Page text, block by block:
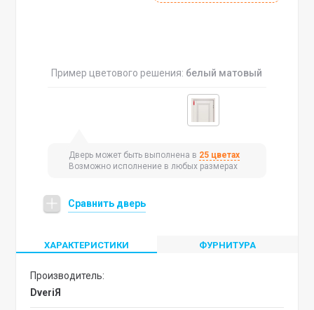
Пример цветового решения: белый матовый
Дверь может быть выполнена в 25 цветах
Возможно исполнение в любых размерах
Сравнить дверь
ХАРАКТЕРИСТИКИ ФУРНИТУРА
Производитель:
DveriЯ